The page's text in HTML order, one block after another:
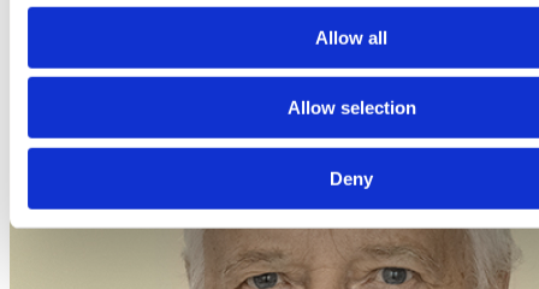
Allow all
Allow selection
Deny